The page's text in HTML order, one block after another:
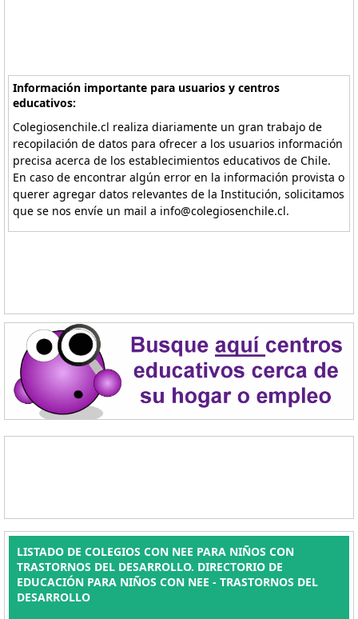
Información importante para usuarios y centros
educativos:
Colegiosenchile.cl realiza diariamente un gran trabajo de
recopilación de datos para ofrecer a los usuarios información
precisa acerca de los establecimientos educativos de Chile.
En caso de encontrar algún error en la información provista o
querer agregar datos relevantes de la Institución, solicitamos
que se nos envíe un mail a info@colegiosenchile.cl.
LISTADO DE COLEGIOS CON NEE PARA NIÑOS CON
TRASTORNOS DEL DESARROLLO. DIRECTORIO DE
EDUCACIÓN PARA NIÑOS CON NEE - TRASTORNOS DEL
DESARROLLO